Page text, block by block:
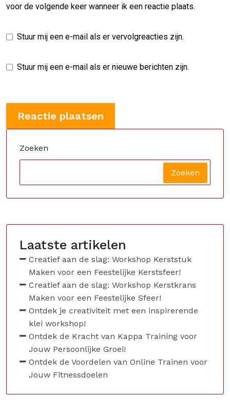
voor de volgende keer wanneer ik een reactie plaats.
Stuur mij een e-mail als er vervolgreacties zijn.
Stuur mij een e-mail als er nieuwe berichten zijn.
Zoeken
Zoeken
Laatste artikelen
Creatief aan de slag: Workshop Kerststuk
Maken voor een Feestelijke Kerstsfeer!
Creatief aan de slag: Workshop Kerstkrans
Maken voor een Feestelijke Sfeer!
Ontdek je creativiteit met een inspirerende
klei workshop!
Ontdek de Kracht van Kappa Training voor
Jouw Persoonlijke Groei!
Ontdek de Voordelen van Online Trainen voor
Jouw Fitnessdoelen